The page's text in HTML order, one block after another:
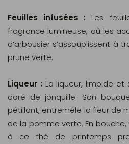
Feuilles infusées : Les
fragrance lumineuse, où les
d’arbousier s’assouplissent à
prune verte.
Liqueur : La liqueur, limpide et
doré de jonquille. Son
pétillant, entremêle la fleur de
de la pomme verte. En
à ce thé de printemps